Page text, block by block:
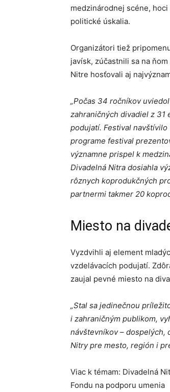
medzinárodnej scéne,
politické úskalia.
Organizátori tiež
javísk, zúčastnili sa na
Nitre hosťovali aj
„Počas 34 ročníkov
zahraničných divadiel z 31
podujatí. Festival
programe festival
významne prispel k
Divadelná Nitra dosiahla
rôznych koprodukčných
partnermi takmer 20
Miesto na
Vyzdvihli aj element
vzdelávacích podujatí.
zaujal pevné miesto na
„Stal sa jedinečnou
i zahraničným publikom,
návštevníkov – dospelých,
Nitry pre mesto, región i
Viac k témam: Divadelná
Fondu na podporu umenia